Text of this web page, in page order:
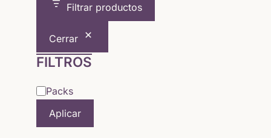
Filtrar productos
Cerrar
FILTROS
Categoría
Packs
Aplicar